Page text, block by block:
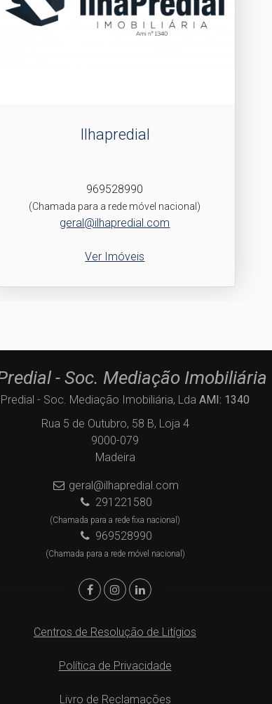
Ilhapredial
969528990
(Chamada para a rede móvel nacional)
geral@ilhapredial.com
Ver Imóveis
- Soc. Mediação Imobiliária
Predial - Soc. Mediação Imobiliária, Lda AMI: 1340
Rua 5 de Outubro, 58 B, Loja 4
9000-079
Madeira
geral@ilhapredial.com
291221580
(Chamada para a rede fixa nacional)
969528990
(Chamada para a rede móvel nacional)
Centros de Resolução de Litígios
Política de Privacidade
Livro de Reclamações